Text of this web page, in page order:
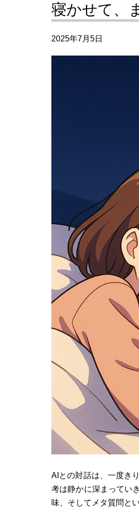
寝かせて、
2025年7月5日
AIとの対話は、一度き
考は静かに深まってい
味、そしてメタ質問と